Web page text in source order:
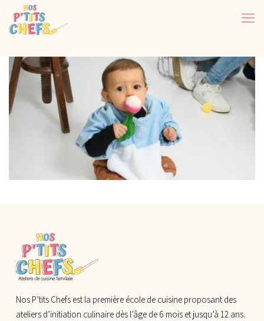
Nos P’tits Chefs est la première école de cuisine proposant des
ateliers d’initiation culinaire dès l’âge de 6 mois et jusqu’à 12 ans.